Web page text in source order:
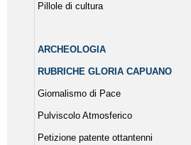
Pillole di cultura
ARCHEOLOGIA
RUBRICHE GLORIA CAPUANO
Giornalismo di Pace
Pulviscolo Atmosferico
Petizione patente ottantenni